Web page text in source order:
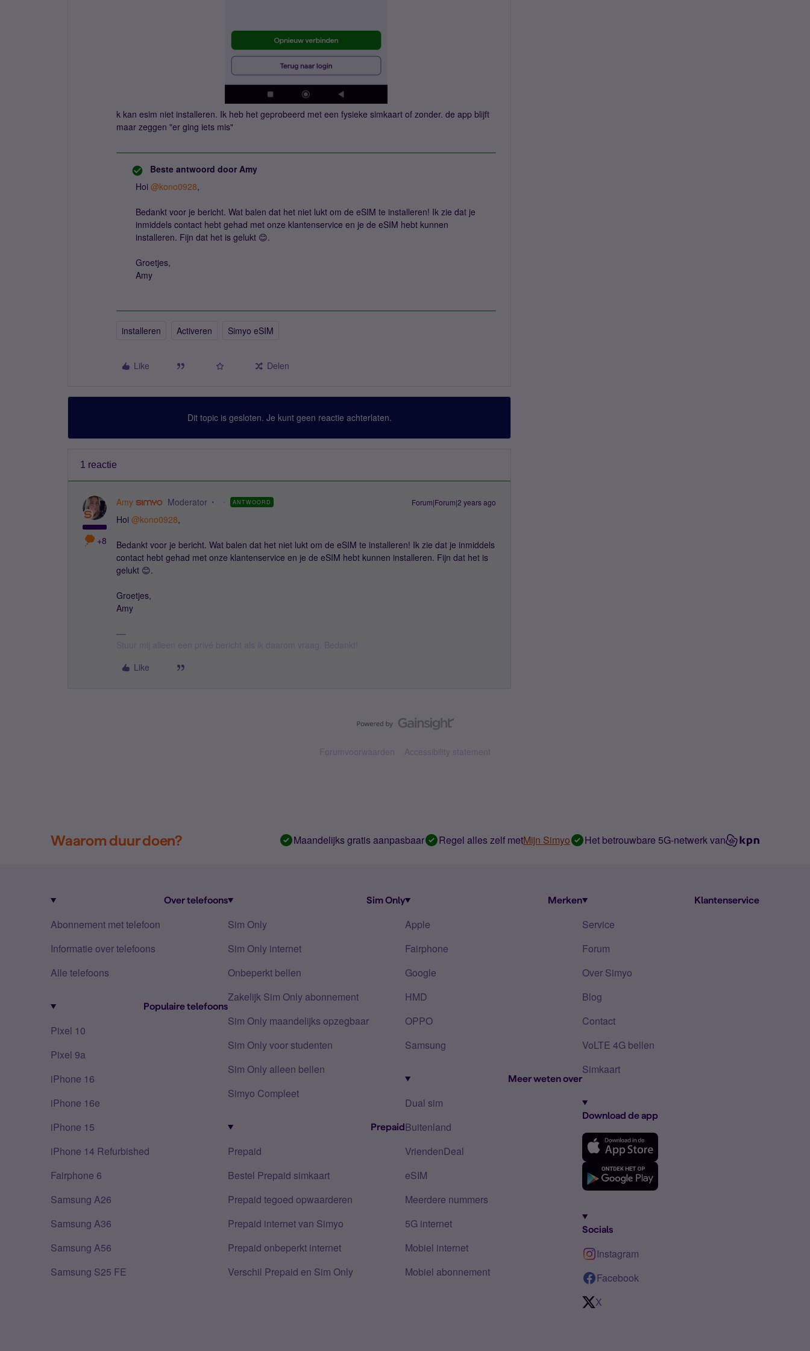
k kan esim niet installeren. Ik heb het geprobeerd met een fysieke simkaart of zonder. de app blijft
maar zeggen "er ging iets mis"
Beste antwoord door Amy
Hoi @kono0928,
Bedankt voor je bericht. Wat balen dat het niet lukt om de eSIM te installeren! Ik zie dat je
inmiddels contact hebt gehad met onze klantenservice en je de eSIM hebt kunnen
installeren. Fijn dat het is gelukt 😊.
Groetjes,
Amy
installeren Activeren Simyo eSIM
Like Delen
Dit topic is gesloten. Je kunt geen reactie achterlaten.
1 reactie
+8
Amy Moderator ANTWOORD Forum|Forum|2 years ago
Hoi @kono0928,
Bedankt voor je bericht. Wat balen dat het niet lukt om de eSIM te installeren! Ik zie dat je inmiddels
contact hebt gehad met onze klantenservice en je de eSIM hebt kunnen installeren. Fijn dat het is
gelukt 😊.
Groetjes,
Amy
Like
Forumvoorwaarden Accessibility statement
Waarom duur doen? Maandelijks gratis aanpasbaar Regel alles zelf metMijn Simyo Het betrouwbare 5G-netwerk van
Over telefoons
Abonnement met telefoon
Informatie over telefoons
Alle telefoons
Populaire telefoons
Pixel 10
Pixel 9a
iPhone 16
iPhone 16e
iPhone 15
iPhone 14 Refurbished
Fairphone 6
Samsung A26
Samsung A36
Samsung A56
Samsung S25 FE
Sim Only
Sim Only
Sim Only internet
Onbeperkt bellen
Zakelijk Sim Only abonnement
Sim Only maandelijks opzegbaar
Sim Only voor studenten
Sim Only alleen bellen
Simyo Compleet
Prepaid
Prepaid
Bestel Prepaid simkaart
Prepaid tegoed opwaarderen
Prepaid internet van Simyo
Prepaid onbeperkt internet
Verschil Prepaid en Sim Only
Merken
Apple
Fairphone
Google
HMD
OPPO
Samsung
Meer weten over
Dual sim
Buitenland
VriendenDeal
eSIM
Meerdere nummers
5G internet
Mobiel internet
Mobiel abonnement
Klantenservice
Service
Forum
Over Simyo
Blog
Contact
VoLTE 4G bellen
Simkaart
Download de app
Socials
Instagram
Facebook
X